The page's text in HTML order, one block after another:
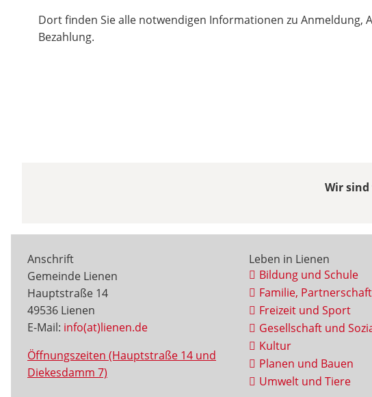
Dort finden Sie alle notwendigen Informationen zu Anmeldung,
Bezahlung.
Wir
Anschrift
Gemeinde Lienen
Hauptstraße 14
49536 Lienen
E-Mail: info(at)lienen.de
Öffnungszeiten (Hauptstraße 14 und
Diekesdamm 7)
Leben in Lienen
Bildung und Schule
Familie,
Freizeit und Sport
Gesellschaft und
Kultur
Planen und Bauen
Umwelt und Tiere